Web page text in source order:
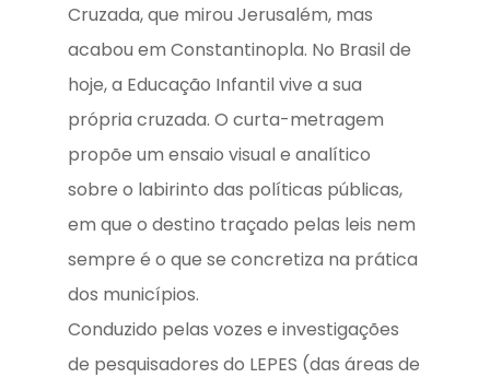
Cruzada, que mirou Jerusalém, mas
acabou em Constantinopla. No Brasil de
hoje, a Educação Infantil vive a sua
própria cruzada. O curta-metragem
propõe um ensaio visual e analítico
sobre o labirinto das políticas públicas,
em que o destino traçado pelas leis nem
sempre é o que se concretiza na prática
dos municípios.
Conduzido pelas vozes e investigações
de pesquisadores do LEPES (das áreas de